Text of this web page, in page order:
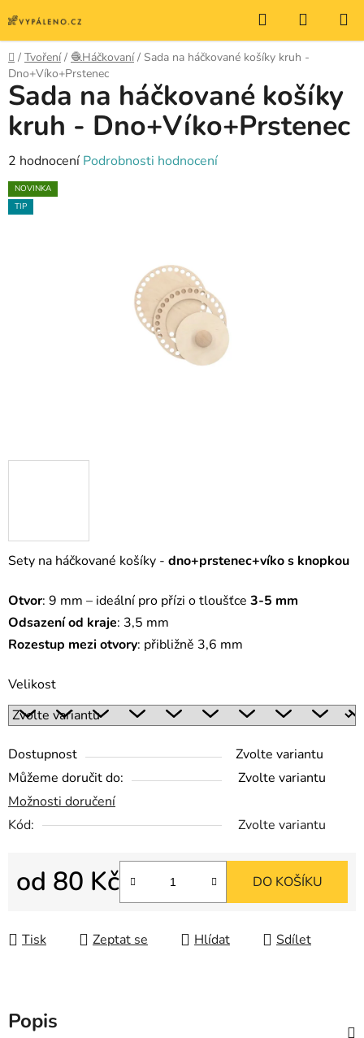
na
obsah
Hledat
KOŠÍK
Domů
/ Tvoření / 🧶Háčkovaní / Sada na háčkované košíky kruh -
Dno+Víko+Prstenec
Sety na háčkované košíky - dno+prstenec+víko s knopkou
Otvor: 9 mm – ideální pro přízi o tloušťce 3-5 mm
Odsazení od kraje: 3,5 mm
Rozestup mezi otvory: přibližně 3,6 mm
Velikost
Dostupnost
Zvolte variantu
Můžeme doručit do:
Zvolte variantu
Možnosti doručení
Kód:
Zvolte variantu
od 80 Kč DO KOŠÍKU
Tisk Zeptat se Hlídat Sdílet
Sada na háčkované košíky
kruh - Dno+Víko+Prstenec
Průměrné
hodnocení
produktu
2 hodnocení Podrobnosti hodnocení
NOVINKA
TIP
Popis